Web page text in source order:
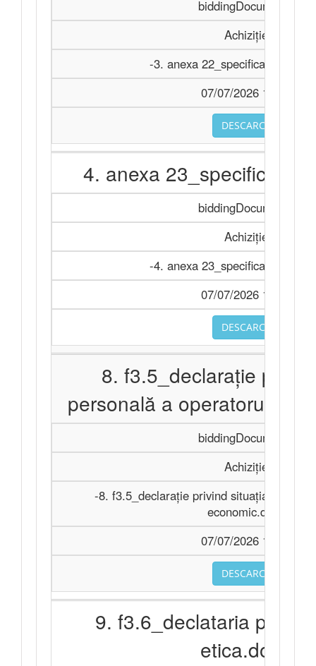
biddingDocuments
Achiziție
-3. anexa 22_specificații
07/07/2026 11:28
DESCARCA
4. anexa 23_specificații
biddingDocuments
Achiziție
-4. anexa 23_specificații de
07/07/2026 11:28
DESCARCA
8. f3.5_declaraţie
personală a operatorului
biddingDocuments
Achiziție
-8. f3.5_declaraţie privind situaţia
economic.docx
07/07/2026 11:28
DESCARCA
9. f3.6_declataria
etica.docx